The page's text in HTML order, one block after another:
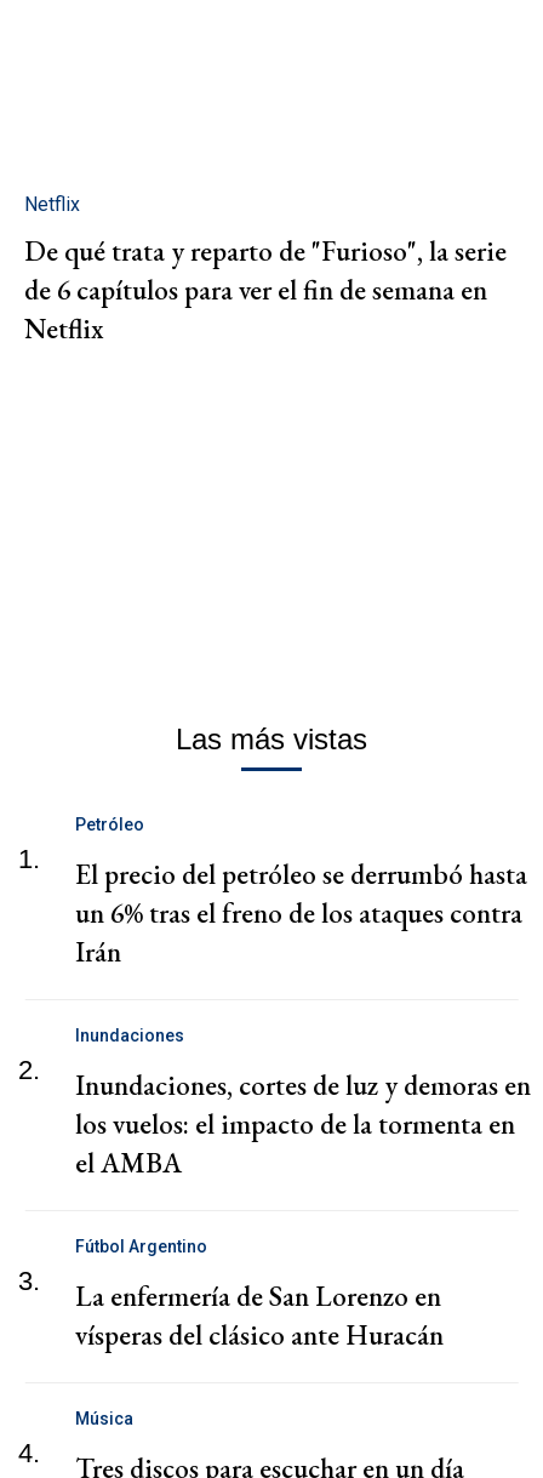
Netflix
De qué trata y reparto de "Furioso", la serie
de 6 capítulos para ver el fin de semana en
Netflix
Las más vistas
1.
Petróleo
El precio del petróleo se derrumbó hasta
un 6% tras el freno de los ataques contra
Irán
2.
Inundaciones
Inundaciones, cortes de luz y demoras en
los vuelos: el impacto de la tormenta en
el AMBA
3.
Fútbol Argentino
La enfermería de San Lorenzo en
vísperas del clásico ante Huracán
4.
Música
Tres discos para escuchar en un día